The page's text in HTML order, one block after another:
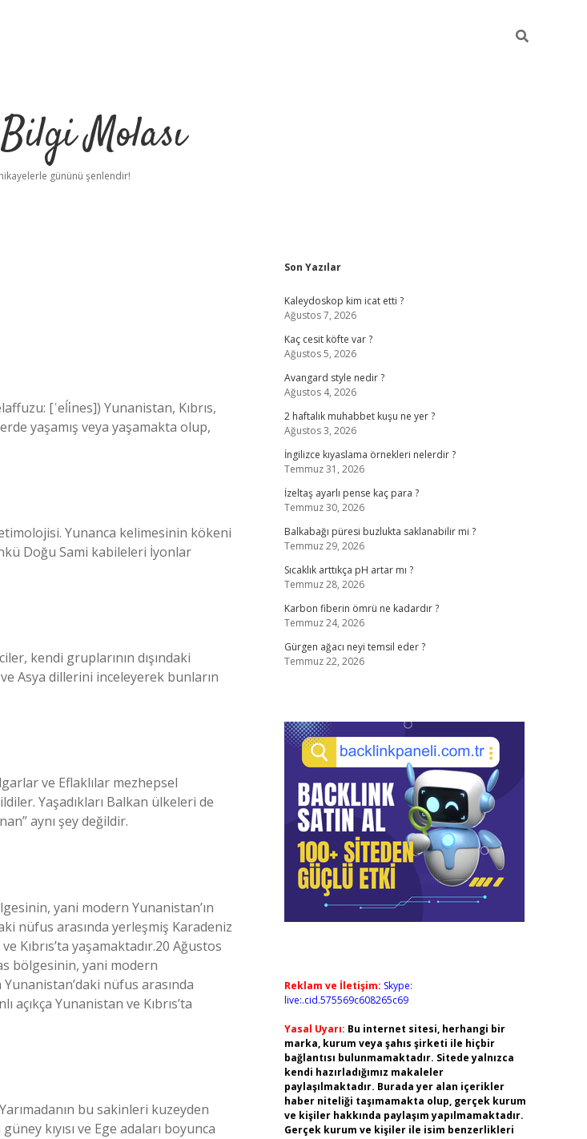
Molası
gününü şenlendir!
[ˈeĺἱnes]) Yunanistan, Kıbrıs,
yaşamış veya yaşamakta olup,
Yunanca kelimesinin kökeni
Doğu Sami kabileleri İyonlar
kendi gruplarının dışındaki
Asya dillerini inceleyerek bunların
ve Eflaklılar mezhepsel
Yaşadıkları Balkan ülkeleri de
aynı şey değildir.
yani modern Yunanistan’ın
nüfus arasında yerleşmiş Karadeniz
Kıbrıs’ta yaşamaktadır.20 Ağustos
bölgesinin, yani modern
nüfus arasında
Yunanistan ve Kıbrıs’ta
bu sakinleri kuzeyden
kıyısı ve Ege adaları boyunca
Sidebar
Son Yazılar
Kaleydoskop kim icat etti ?
Ağustos 7, 2026
Kaç cesit köfte var ?
Ağustos 5, 2026
Avangard style nedir ?
Ağustos 4, 2026
2 haftalık muhabbet kuşu ne yer ?
Ağustos 3, 2026
İngilizce kıyaslama örnekleri nelerdir ?
Temmuz 31, 2026
İzeltaş ayarlı pense kaç para ?
Temmuz 30, 2026
Balkabağı püresi buzlukta saklanabilir mi ?
Temmuz 29, 2026
Sıcaklık arttıkça pH artar mı ?
Temmuz 28, 2026
Karbon fiberin ömrü ne kadardır ?
Temmuz 24, 2026
Gürgen ağacı neyi temsil eder ?
Temmuz 22, 2026
Reklam ve İletişim: Skype:
live:.cid.575569c608265c69
Yasal Uyarı: Bu internet sitesi, herhangi bir
marka, kurum veya şahıs şirketi ile hiçbir
bağlantısı bulunmamaktadır. Sitede yalnızca
kendi hazırladığımız makaleler
paylaşılmaktadır. Burada yer alan içerikler
haber niteliği taşımamakta olup, gerçek kurum
ve kişiler hakkında paylaşım yapılmamaktadır.
Gerçek kurum ve kişiler ile isim benzerlikleri
https://hiltonbet-giris.com/